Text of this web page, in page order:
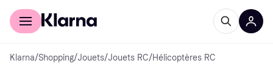
Acheter avec Klarna
Klarna/Shopping/Jouets/Jouets RC/Hélicoptères RC